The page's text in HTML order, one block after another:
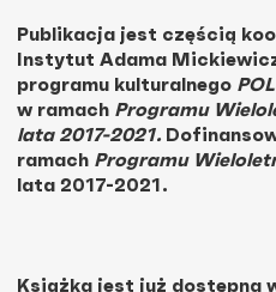
Publikacja jest częścią
Instytut Adama
programu kulturalnego
w ramach Programu
lata 2017-2021.
ramach Programu
lata 2017-2021.
Książka jest już dostępna